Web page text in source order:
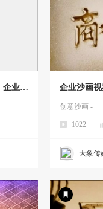
企业沙
企业沙画
创意沙画 -
1022
大象传